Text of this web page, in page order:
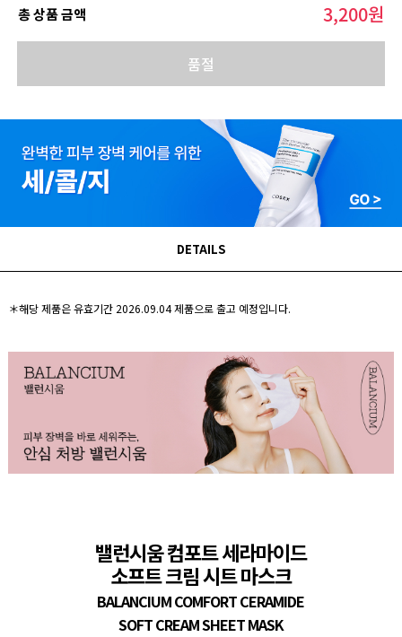
총 상품 금액 3,200원
품절
DETAILS
＊해당 제품은 유효기간 2026.09.04 제품으로 출고 예정입니다.
밸런시움 컴포트 세라마이드
소프트 크림 시트 마스크
BALANCIUM COMFORT CERAMIDE
SOFT CREAM SHEET MASK